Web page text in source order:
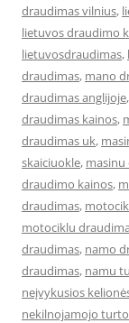
draudimas vilnius,
lietuvos draudimo
lietuvosdraudimas,
draudimas, mano
draudimas anglijoje,
draudimas kainos,
draudimas uk,
skaiciuokle,
draudimo kainos,
draudimas,
motociklu
draudimas, namo
draudimas, namu
neįvykusios
nekilnojamojo